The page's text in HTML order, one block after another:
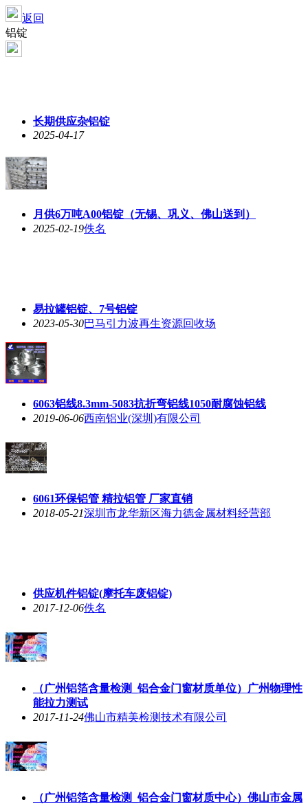
返回
铝锭
长期供应杂铝锭
2025-04-17
月供6万吨A00铝锭（无锡、巩义、佛山送到）
2025-02-19佚名
易拉罐铝锭、7号铝锭
2023-05-30巴马引力波再生资源回收场
6063铝线8.3mm-5083抗折弯铝线1050耐腐蚀铝线
2019-06-06西南铝业(深圳)有限公司
6061环保铝管 精拉铝管 厂家直销
2018-05-21深圳市龙华新区海力德金属材料经营部
供应机件铝锭(摩托车废铝锭)
2017-12-06佚名
（广州铝箔含量检测_铝合金门窗材质单位）广州物理性
能拉力测试
2017-11-24佛山市精美检测技术有限公司
（广州铝箔含量检测_铝合金门窗材质中心）佛山市金属